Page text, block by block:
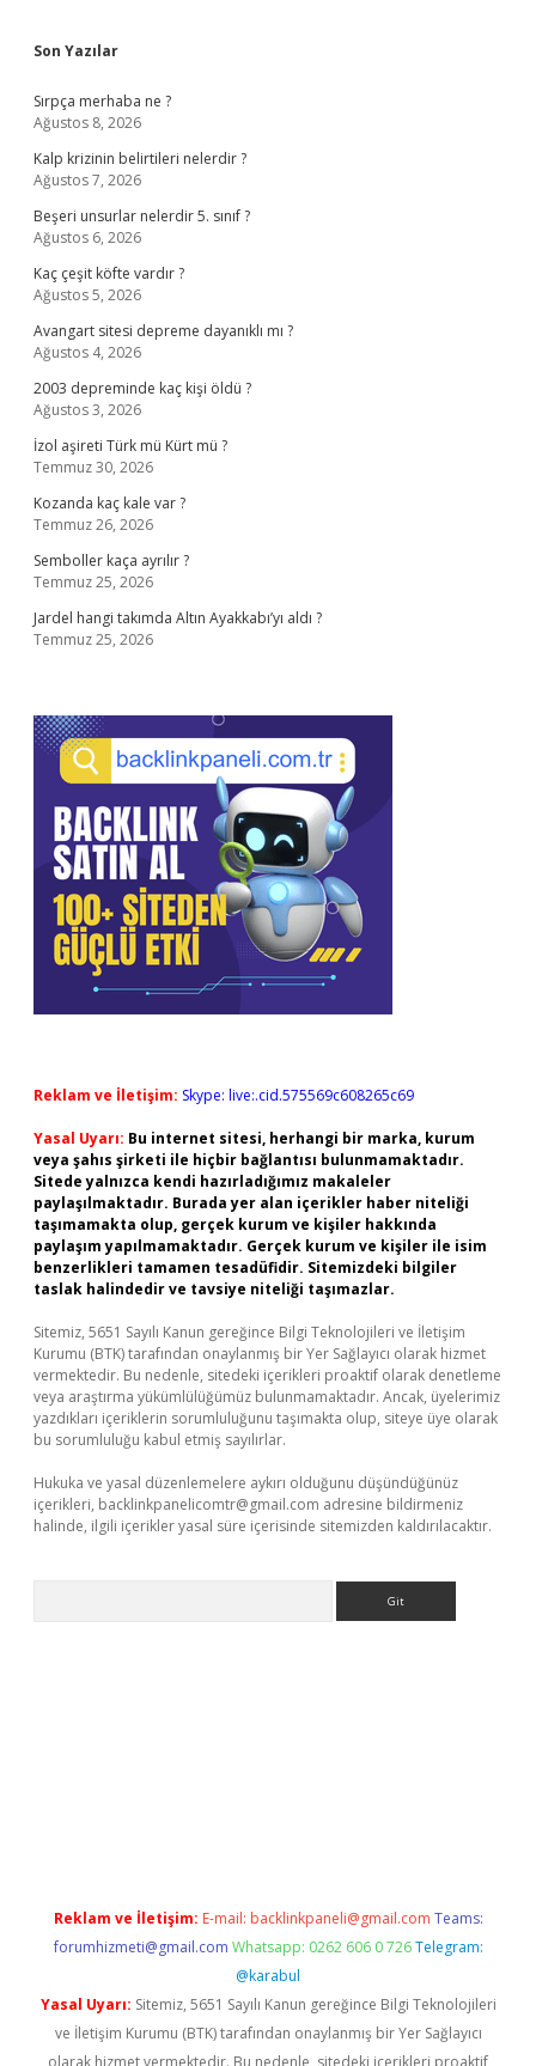
Sidebar
Son Yazılar
Sırpça merhaba ne ?
Ağustos 8, 2026
Kalp krizinin belirtileri nelerdir ?
Ağustos 7, 2026
Beşeri unsurlar nelerdir 5. sınıf ?
Ağustos 6, 2026
Kaç çeşit köfte vardır ?
Ağustos 5, 2026
Avangart sitesi depreme dayanıklı mı ?
Ağustos 4, 2026
2003 depreminde kaç kişi öldü ?
Ağustos 3, 2026
İzol aşireti Türk mü Kürt mü ?
Temmuz 30, 2026
Kozanda kaç kale var ?
Temmuz 26, 2026
Semboller kaça ayrılır ?
Temmuz 25, 2026
Jardel hangi takımda Altın Ayakkabı’yı aldı ?
Temmuz 25, 2026
Reklam ve İletişim: Skype: live:.cid.575569c608265c69
Yasal Uyarı: Bu internet sitesi, herhangi bir marka, kurum
veya şahıs şirketi ile hiçbir bağlantısı bulunmamaktadır.
Sitede yalnızca kendi hazırladığımız makaleler
paylaşılmaktadır. Burada yer alan içerikler haber niteliği
taşımamakta olup, gerçek kurum ve kişiler hakkında
paylaşım yapılmamaktadır. Gerçek kurum ve kişiler ile isim
benzerlikleri tamamen tesadüfidir. Sitemizdeki bilgiler
taslak halindedir ve tavsiye niteliği taşımazlar.
Sitemiz, 5651 Sayılı Kanun gereğince Bilgi Teknolojileri ve İletişim
Kurumu (BTK) tarafından onaylanmış bir Yer Sağlayıcı olarak hizmet
vermektedir. Bu nedenle, sitedeki içerikleri proaktif olarak denetleme
veya araştırma yükümlülüğümüz bulunmamaktadır. Ancak, üyelerimiz
yazdıkları içeriklerin sorumluluğunu taşımakta olup, siteye üye olarak
bu sorumluluğu kabul etmiş sayılırlar.
Hukuka ve yasal düzenlemelere aykırı olduğunu düşündüğünüz
içerikleri, backlinkpanelicomtr@gmail.com adresine bildirmeniz
halinde, ilgili içerikler yasal süre içerisinde sitemizden kaldırılacaktır.
Reklam ve İletişim: E-mail: backlinkpaneli@gmail.com Teams:
forumhizmeti@gmail.com Whatsapp: 0262 606 0 726 Telegram:
@karabul
Yasal Uyarı: Sitemiz, 5651 Sayılı Kanun gereğince Bilgi Teknolojileri
ve İletişim Kurumu (BTK) tarafından onaylanmış bir Yer Sağlayıcı
olarak hizmet vermektedir. Bu nedenle, sitedeki içerikleri proaktif